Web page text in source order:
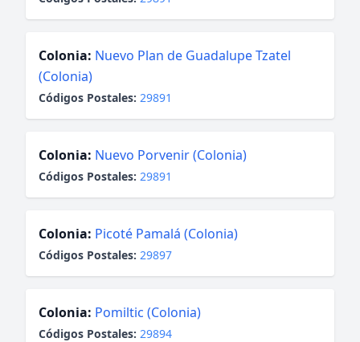
Colonia: Nuevo Plan de Guadalupe Tzatel
(Colonia)
Códigos Postales: 29891
Colonia: Nuevo Porvenir (Colonia)
Códigos Postales: 29891
Colonia: Picoté Pamalá (Colonia)
Códigos Postales: 29897
Colonia: Pomiltic (Colonia)
Códigos Postales: 29894